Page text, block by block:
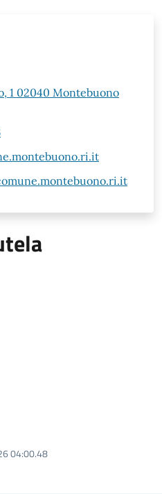
1 02040 Montebuono
04:00.48